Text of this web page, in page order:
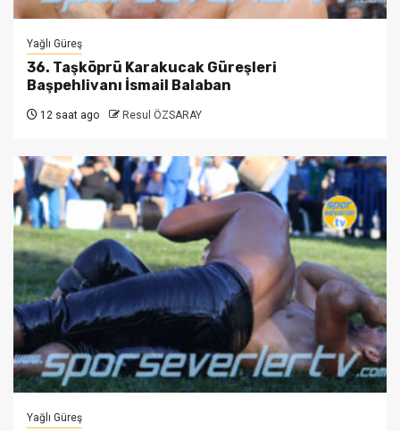
Yağlı Güreş
36. Taşköprü Karakucak Güreşleri
Başpehlivanı İsmail Balaban
12 saat ago Resul ÖZSARAY
Yağlı Güreş